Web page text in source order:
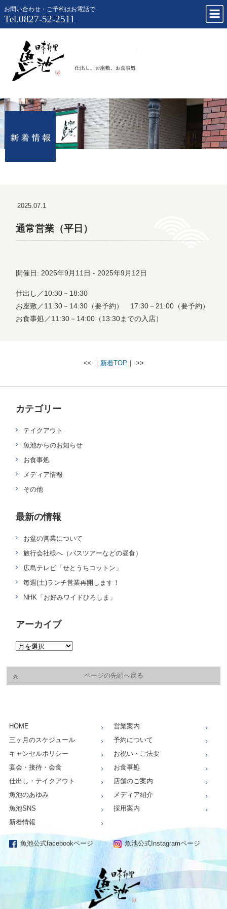
お問い合わせ・ご予約はお電話で
Tel.0827-52-2511
2025.07.1
通常営業（平日）
開催日: 2025年9月11日 - 2025年9月12日
仕出し／10:30－18:30
お座敷／11:30－14:30（要予約） 17:30－21:00（要予約）
お食事処／11:30－14:00（13:30までの入店）
<< ｜ 新着TOP ｜ >>
カテゴリー
テイクアウト
魚池からのお知らせ
お食事処
メディア情報
その他
最新の情報
お盆の営業について
旅行会社様へ（バスツアーなどの昼食）
広島テレビ「せとうちコットン」
毎週(土)ランチ営業再開します！
NHK「お好みワイドひろしま」
アーカイブ
ページの先頭へ戻る
HOME
営業案内
三ヶ月のスケジュール
予約について
キャンセルポリシー
お祝い・ご法要
宴会・接待・会食
お食事処
仕出し・テイクアウト
店舗のご案内
魚池のあゆみ
メディア紹介
魚池SNS
採用案内
新着情報
魚池公式facebookページ 魚池公式Instagramページ
仕出し、お